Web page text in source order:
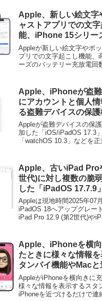
Apple、新しい絵文字
ャストアプリでの文
能、iPhone 15シリー
リー表示を最適化し
性を修正した「iOS/
17.4」を正式にリリー
Appleが新しい絵文字やポ
プリでの文字起こし機能、
ーズのバッテリー充放電回
から。
Apple、iPhoneが盗
にアカウントと個人
る盗難デバイスの保
追加した「iOS 17.3」
「watchOS 10.3」を
ース。
Appleが盗難デバイスの保
加した「iOS/iPadOS 17.3
「watchOS 10.3」などを
Apple、古いiPad Pro
世代)に対し複数の脆
した「iPadOS 17.7.9
ス。
Appleは現地時間2025年07月
iPadOS 18へアップグレー
iPad Pro 12.9 (第2世代)や
(21H446)」をリリースして
Apple、iPhoneを横
たときに様々な情報
タンバイ機能やMacと
ウィジェット、
サポートした「iOS 17
リリース。
AppleがiPhoneを横向きに
様々な情報を表示するスタ
iPhoneを近づけるだけで連